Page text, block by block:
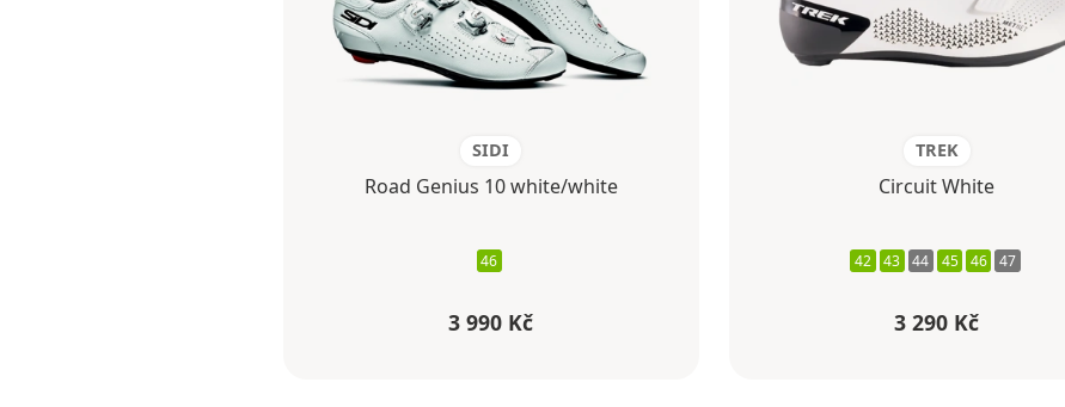
SIDI
Road Genius 10 white/white
46
3 990 Kč
TREK
Circuit White
42 43 44 45 46 47
3 290 Kč